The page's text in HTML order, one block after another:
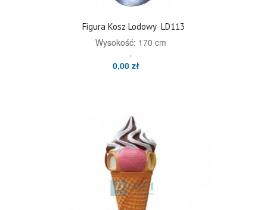
Figura Kosz Lodowy LD113
Wysokość: 170 cm
.
0,00 zł